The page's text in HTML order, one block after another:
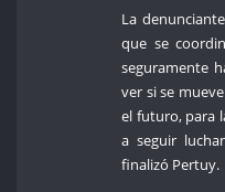
La
que se
seguramente
ver si se
el futuro, para
a seguir
finalizó Pertuy.